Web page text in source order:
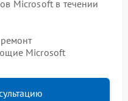
Microsoft в течении
Microsoft